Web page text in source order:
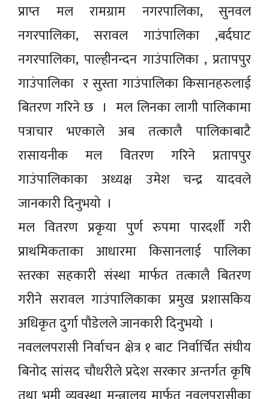
प्राप्त मल रामग्राम नगरपालिका, सुनवल
नगरपालिका, सरावल गाउंपालिका ,बर्दघाट
नगरपालिका, पाल्हीनन्दन गाउंपालिका , प्रतापपुर
गाउंपालिका र सुस्ता गाउंपालिका किसानहरुलाई
बितरण गरिने छ । मल लिनका लागी पालिकामा
पत्राचार भएकाले अब तत्कालै पालिकाबाटै
रासायनीक मल वितरण गरिने प्रतापपुर
गाउंपालिकाका अध्यक्ष उमेश चन्द्र यादवले
जानकारी दिनुभयो ।
मल वितरण प्रकृया पुर्ण रुपमा पारदर्शी गरी
प्राथमिकताका आधारमा किसानलाई पालिका
स्तरका सहकारी संस्था मार्फत तत्कालै बितरण
गरीने सरावल गाउंपालिकाका प्रमुख प्रशासकिय
अधिकृत दुर्गा पौडेलले जानकारी दिनुभयो ।
नवललपरासी निर्वाचन क्षेत्र १ बाट निर्वार्चित संघीय
बिनोद सांसद चौधरीले प्रदेश सरकार अन्तर्गत कृषि